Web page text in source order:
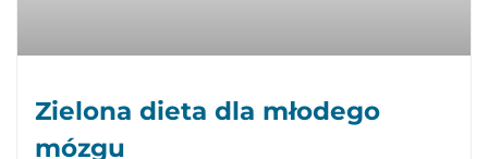
Zielona dieta dla młodego
mózgu